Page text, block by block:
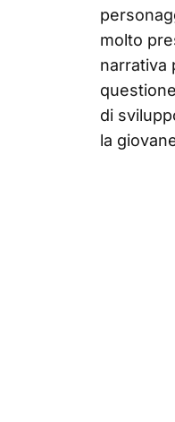
molto
narrativa
di
la